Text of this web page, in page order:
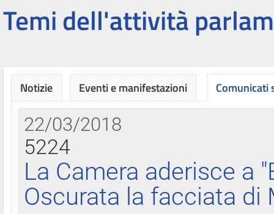
Temi dell'attività
Notizie Eventi e manifestazioni Comunicati
22/03/2018
5224
La Camera aderisce a
Oscurata la facciata di